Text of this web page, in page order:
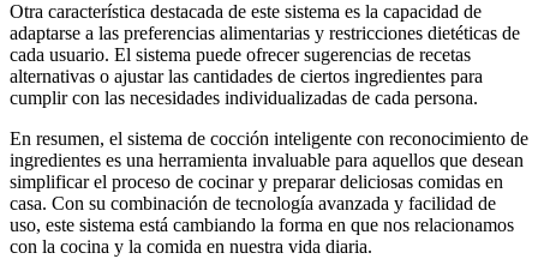
Otra característica destacada de este sistema es la capacidad de
adaptarse a las preferencias alimentarias y restricciones dietéticas de
cada usuario. El sistema puede ofrecer sugerencias de recetas
alternativas o ajustar las cantidades de ciertos ingredientes para
cumplir con las necesidades individualizadas de cada persona.
En resumen, el sistema de cocción inteligente con reconocimiento de
ingredientes es una herramienta invaluable para aquellos que desean
simplificar el proceso de cocinar y preparar deliciosas comidas en
casa. Con su combinación de tecnología avanzada y facilidad de
uso, este sistema está cambiando la forma en que nos relacionamos
con la cocina y la comida en nuestra vida diaria.